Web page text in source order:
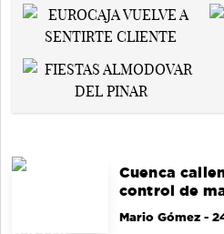
Cuenca
control de
Mario Gómez-